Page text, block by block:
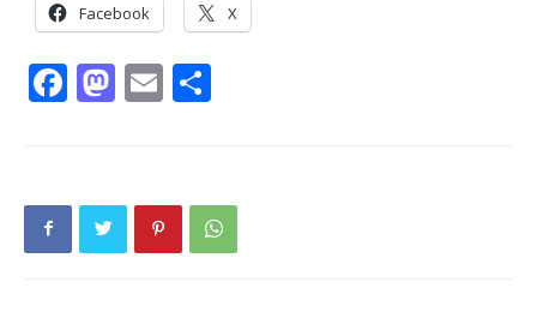
Facebook X
Facebook
Mastodon
Email